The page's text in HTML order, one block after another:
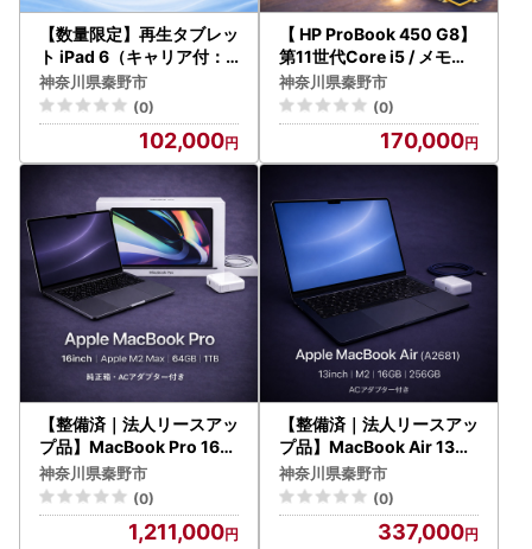
【数量限定】再生タブレッ
ト iPad 6（キャリア付：a
u※ SIMロックあり）シル
バー| 中古タブレット | 10
2-01
神奈川県秦野市
(0)
102,000
【 HP ProBook 450 G8】
第11世代Core i5 / メモリ8
GB / 256GB / フルHD ～初
期設定済み・すぐ使える再
生ノートPC～| 170-04
神奈川県秦野市
(0)
170,000
【整備済｜法人リースアッ
プ品】MacBook Pro 16イ
ンチ M2 Max / 64GB / 1T
B｜良好コンディション・
動作確認済｜★化粧箱付
き【現品限り】 1211-01
神奈川県秦野市
(0)
1,211,000
【整備済｜法人リースアッ
プ品】MacBook Air 13イ
ンチ M2 / 16GB / 256GB
｜良好コンディション・動
作確認済【現品限り】 3
神奈川県秦野市
(0)
337,000